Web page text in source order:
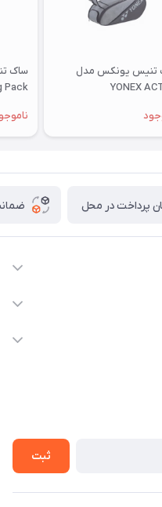
تنیس یونکس مدل
YONEX
Pack
پرداخت در محل
ثبت